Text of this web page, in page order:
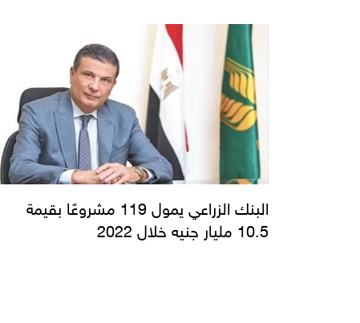
البنك الزراعي يمول 119 مشروعًا بقيمة
10.5 مليار جنيه خلال 2022